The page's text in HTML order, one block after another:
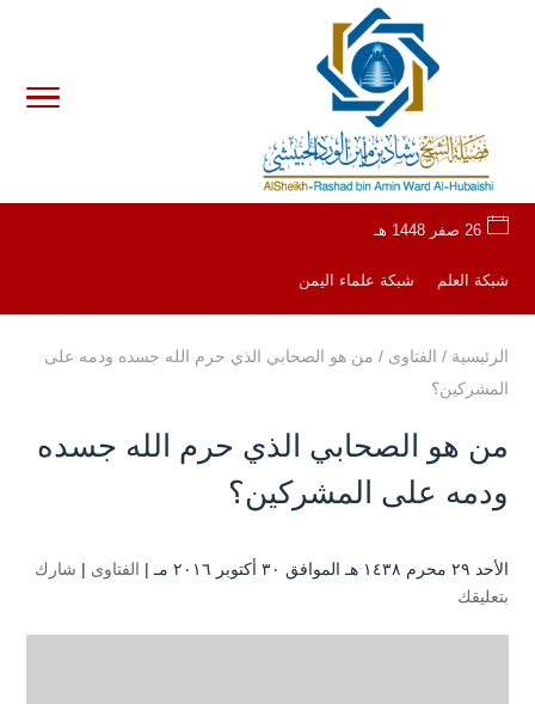
26 صفر 1448 هـ
شبكة العلم شبكة علماء اليمن
الرئيسية / الفتاوى / من هو الصحابي الذي حرم الله جسده ودمه على
المشركين؟
من هو الصحابي الذي حرم الله جسده
ودمه على المشركين؟
الأحد ۲۹ محرم ۱٤۳۸ هـ الموافق ۳۰ أكتوبر ۲۰۱٦ مـ | الفتاوى | شارك
بتعليقك